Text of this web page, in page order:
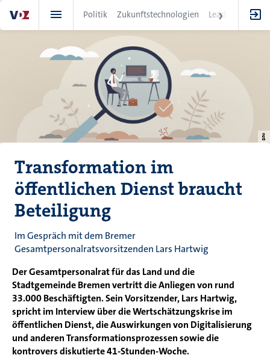
zum
Inhalt
Politik Zukunftstechnologien Leadership
Transformation im
öffentlichen Dienst braucht
Beteiligung
Im Gespräch mit dem Bremer
Gesamtpersonalratsvorsitzenden Lars Hartwig
Der Gesamtpersonalrat für das Land und die
Stadtgemeinde Bremen vertritt die Anliegen von rund
33.000 Beschäftigten. Sein Vorsitzender, Lars Hartwig,
spricht im Interview über die Wertschätzungskrise im
öffentlichen Dienst, die Auswirkungen von Digitalisierung
und anderen Transformationsprozessen sowie die
kontrovers diskutierte 41-Stunden-Woche.